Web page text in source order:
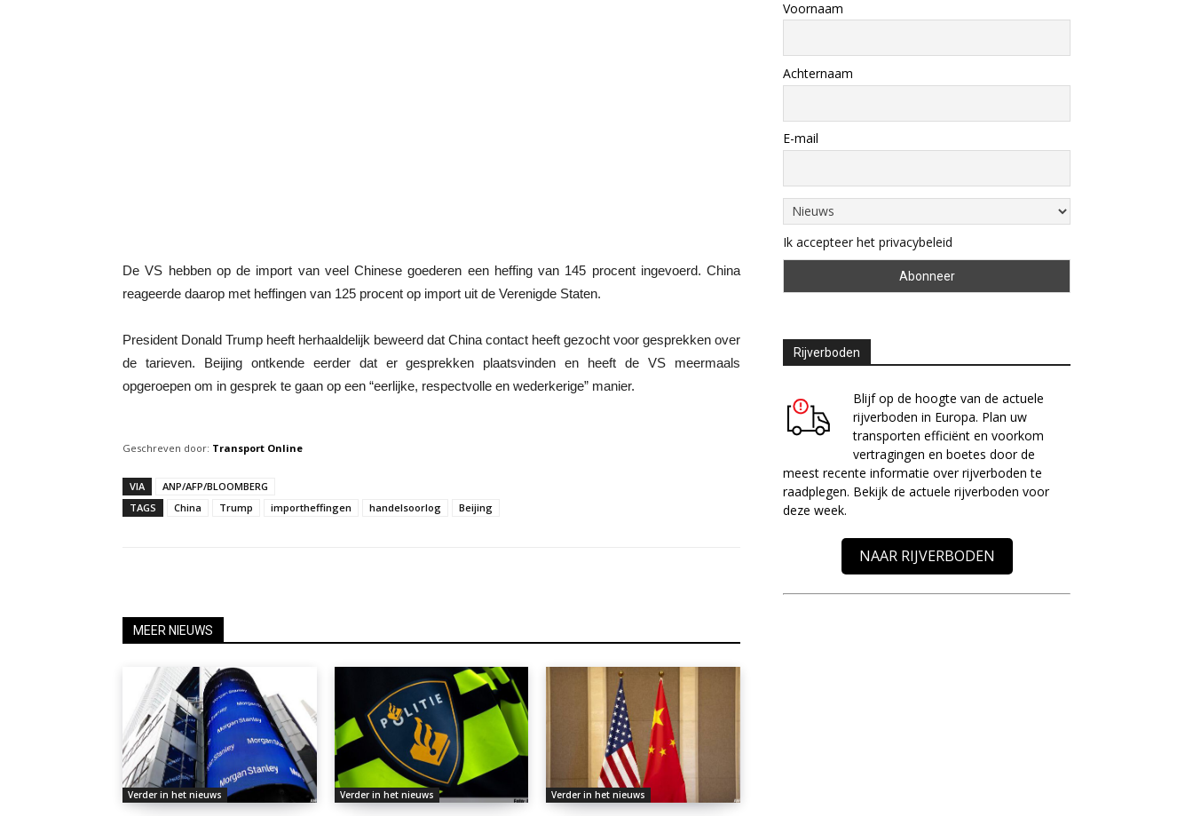
De VS hebben op de import van veel Chinese goederen een heffing van 145 procent ingevoerd. China
reageerde daarop met heffingen van 125 procent op import uit de Verenigde Staten.
President Donald Trump heeft herhaaldelijk beweerd dat China contact heeft gezocht voor gesprekken over
de tarieven. Beijing ontkende eerder dat er gesprekken plaatsvinden en heeft de VS meermaals
opgeroepen om in gesprek te gaan op een “eerlijke, respectvolle en wederkerige” manier.
Geschreven door: Transport Online
VIA
ANP/AFP/BLOOMBERG
TAGS
China Trump importheffingen handelsoorlog Beijing
MEER NIEUWS
Verder in het nieuws Verder in het nieuws Verder in het nieuws
Voornaam
Achternaam
E-mail
Ik accepteer het privacybeleid
Rijverboden
Blijf op de hoogte van de actuele
rijverboden in Europa. Plan uw
transporten efficiënt en voorkom
vertragingen en boetes door de
meest recente informatie over rijverboden te
raadplegen. Bekijk de actuele rijverboden voor
deze week.
NAAR RIJVERBODEN